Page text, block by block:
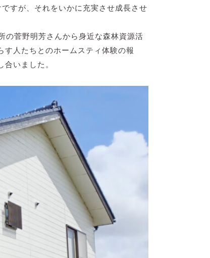
すが、それをいかに充実させ成長させ
の菅野明芳さんから身近な森林資源活
人たちとのホームスティ体験の報
いました。